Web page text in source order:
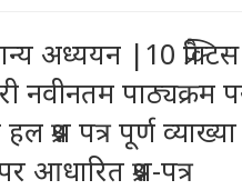
अध्ययन |10
नवीनतम पाठ्यक्रम
हल प्रश्न पत्र पूर्ण
आधारित प्रश्न-पत्र